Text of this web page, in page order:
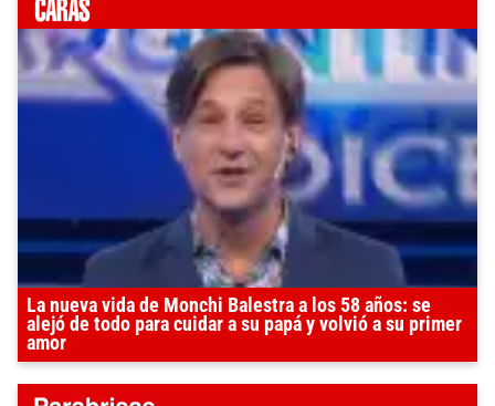
La nueva vida de Monchi Balestra a los 58 años: se
alejó de todo para cuidar a su papá y volvió a su primer
amor